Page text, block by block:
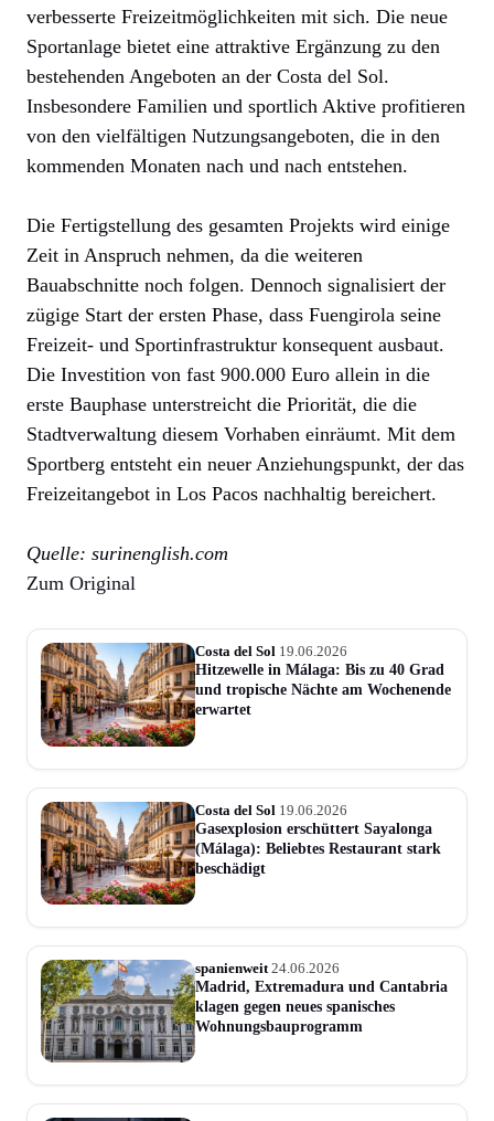
verbesserte Freizeitmöglichkeiten mit sich. Die neue
Sportanlage bietet eine attraktive Ergänzung zu den
bestehenden Angeboten an der Costa del Sol.
Insbesondere Familien und sportlich Aktive profitieren
von den vielfältigen Nutzungsangeboten, die in den
kommenden Monaten nach und nach entstehen.
Die Fertigstellung des gesamten Projekts wird einige
Zeit in Anspruch nehmen, da die weiteren
Bauabschnitte noch folgen. Dennoch signalisiert der
zügige Start der ersten Phase, dass Fuengirola seine
Freizeit- und Sportinfrastruktur konsequent ausbaut.
Die Investition von fast 900.000 Euro allein in die
erste Bauphase unterstreicht die Priorität, die die
Stadtverwaltung diesem Vorhaben einräumt. Mit dem
Sportberg entsteht ein neuer Anziehungspunkt, der das
Freizeitangebot in Los Pacos nachhaltig bereichert.
Quelle: surinenglish.com
Zum Original
Costa del Sol 19.06.2026
Hitzewelle in Málaga: Bis zu 40 Grad
und tropische Nächte am Wochenende
erwartet
Costa del Sol 19.06.2026
Gasexplosion erschüttert Sayalonga
(Málaga): Beliebtes Restaurant stark
beschädigt
spanienweit 24.06.2026
Madrid, Extremadura und Cantabria
klagen gegen neues spanisches
Wohnungsbauprogramm